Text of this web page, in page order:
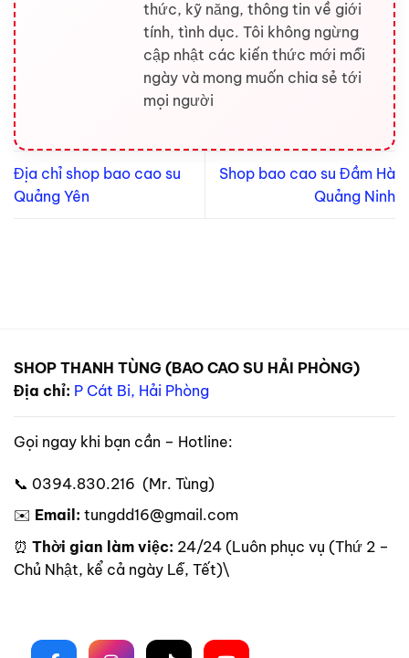
thức, kỹ năng, thông tin về giới
tính, tình dục. Tôi không ngừng
cập nhật các kiến thức mới mỗi
ngày và mong muốn chia sẻ tới
mọi người
Địa chỉ shop bao cao su
Quảng Yên
Shop bao cao su Đầm Hà
Quảng Ninh
SHOP THANH TÙNG (BAO CAO SU HẢI PHÒNG)
Địa chỉ: P Cát Bi, Hải Phòng
Gọi ngay khi bạn cần – Hotline:
📞 0394.830.216 (Mr. Tùng)
✉️ Email: tungdd16@gmail.com
⏰ Thời gian làm việc: 24/24 (Luôn phục vụ (Thứ 2 –
Chủ Nhật, kể cả ngày Lễ, Tết)\